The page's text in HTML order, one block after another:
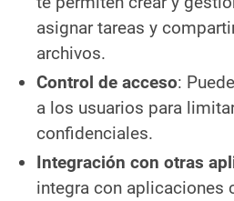
asignar tareas y
archivos.
Control de acceso:
a los usuarios para
confidenciales.
Integración con otras
integra con aplicaciones